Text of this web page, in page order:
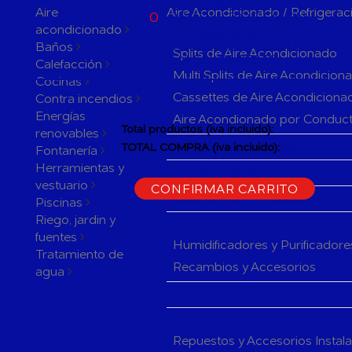
Aire
acondicionado
Baños
Calefacción
Cocinas
Contra incendios
Energías
renovables
Fontanería
Herramientas y
vestuario
Piscinas
Riego, jardin y
fuentes
Tratamiento de
agua
Aire Acondicionado /
Splits de Aire Acondicionado
Multi Splits de Aire
Cassettes de Aire
Aire Acondionado por
Herramientas y accesorios de
Sistemas de Regulación de
Humidificadores y
Recambios y Accesorios
Repuestos y Accesorios
0 PRODUCTOS EN SU
ACTUALMENTE 1 PRODUCTO
EN SU CARRITO.
Total productos (iva incluido):
TOTAL COMPRA (iva incluido):
CONFIRMAR CARRITO